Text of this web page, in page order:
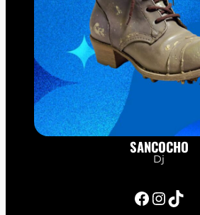
SANCOCHO
Dj
Facebook InstagramTikTok